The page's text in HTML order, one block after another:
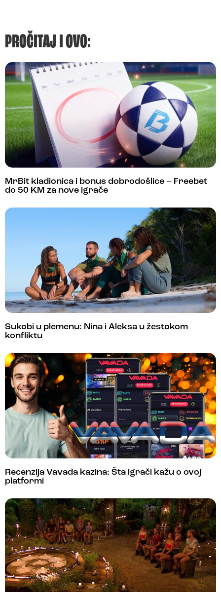
PROČITAJ I OVO:
MrBit kladionica i bonus dobrodošlice – Freebet
do 50 KM za nove igrače
Sukobi u plemenu: Nina i Aleksa u žestokom
konfliktu
Recenzija Vavada kazina: Šta igrači kažu o ovoj
platformi